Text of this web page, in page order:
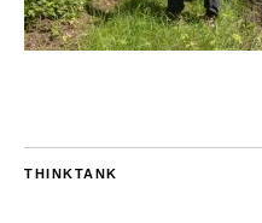
THINKTANK